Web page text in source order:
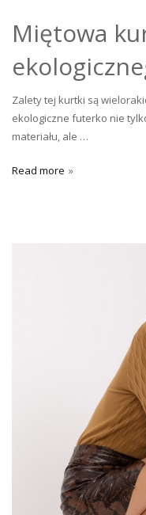
Miętowa
Zalety tej kurtki są
ekologiczne futerko nie
materiału, ale …
Read more